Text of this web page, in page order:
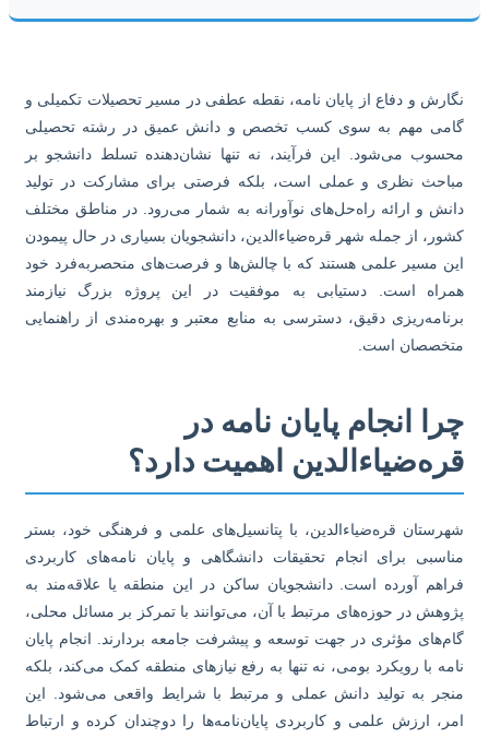
و دفاع از پایان نامه، نقطه عطفی در مسیر تحصیلات تکمیلی و
مهم به سوی کسب تخصص و دانش عمیق در رشته تحصیلی
می‌شود. این فرآیند، نه تنها نشان‌دهنده تسلط دانشجو بر
نظری و عملی است، بلکه فرصتی برای مشارکت در تولید
و ارائه راه‌حل‌های نوآورانه به شمار می‌رود. در مناطق مختلف
از جمله شهر قره‌ضیاءالدین، دانشجویان بسیاری در حال پیمودن
مسیر علمی هستند که با چالش‌ها و فرصت‌های منحصربه‌فرد خود
است. دستیابی به موفقیت در این پروژه بزرگ نیازمند
دقیق، دسترسی به منابع معتبر و بهره‌مندی از راهنمایی
است.
انجام پایان نامه در
اهمیت دارد؟
قره‌ضیاءالدین، با پتانسیل‌های علمی و فرهنگی خود، بستر
برای انجام تحقیقات دانشگاهی و پایان نامه‌های کاربردی
آورده است. دانشجویان ساکن در این منطقه یا علاقه‌مند به
در حوزه‌های مرتبط با آن، می‌توانند با تمرکز بر مسائل محلی،
مؤثری در جهت توسعه و پیشرفت جامعه بردارند. انجام پایان
با رویکرد بومی، نه تنها به رفع نیازهای منطقه کمک می‌کند، بلکه
به تولید دانش عملی و مرتبط با شرایط واقعی می‌شود. این
ارزش علمی و کاربردی پایان‌نامه‌ها را دوچندان کرده و ارتباط